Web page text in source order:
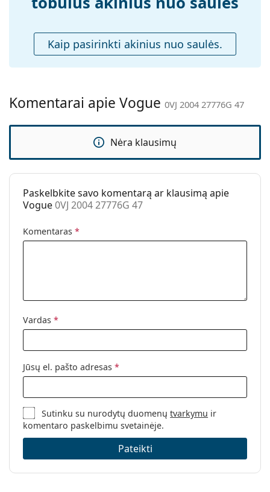
pagalvėlės:
Priedai
Dėklas:
Taip
Valymo šluostė:
Taip
Lytis:
Vaikams
Kategorija:
Akiniai nuo saulės
Vogue
Naudojimas:
Madingi
Kodas:
0VJ 2004 27776G 47
Kaip pasirinkti akinius nuo saulės.
Komentarai apie Vogue 0VJ 2004 27776G 47
Nėra klausimų
Paskelbkite savo komentarą ar klausimą apie
Vogue0VJ 2004 27776G 47
Komentaras *
Vardas *
Jūsų el. pašto adresas *
Sutinku su nurodytų duomenųtvarkymu ir
komentaro paskelbimu svetainėje.
Pateikti